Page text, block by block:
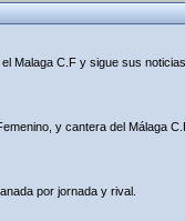
Malaga C.F y sigue sus
y cantera del Málaga
por jornada y rival.